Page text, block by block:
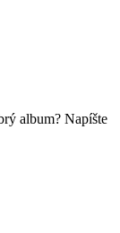
album? Napíšte